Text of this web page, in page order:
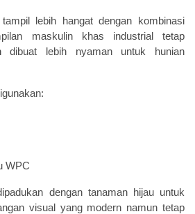
lebih hangat dengan kombinasi
maskulin khas industrial tetap
dibuat lebih nyaman untuk hunian
WPC
dengan tanaman hijau untuk
visual yang modern namun tetap